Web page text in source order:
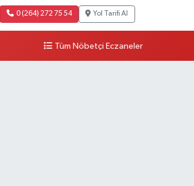
0 (264) 272 75 54 Yol Tarifi Al
Tüm Nöbetçi Eczaneler